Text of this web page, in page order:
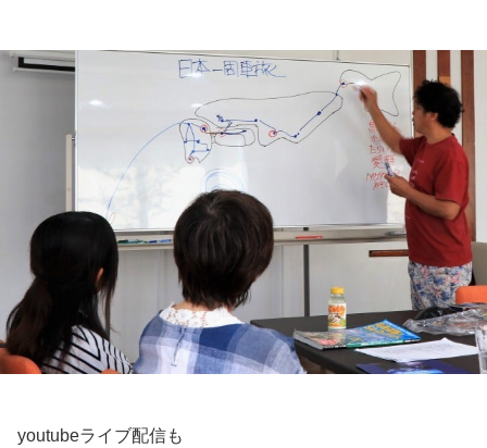
youtubeライブ配信も